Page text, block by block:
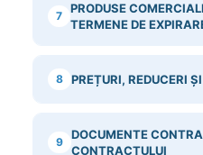
7
PRODUSE
TERMENE DE
8 PREȚURI, REDUCERI
9
DOCUMENTE
CONTRACTULUI